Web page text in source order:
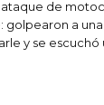
de
golpearon a
y se escuchó